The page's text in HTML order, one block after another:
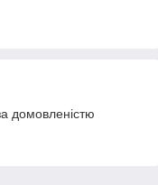
домовленістю